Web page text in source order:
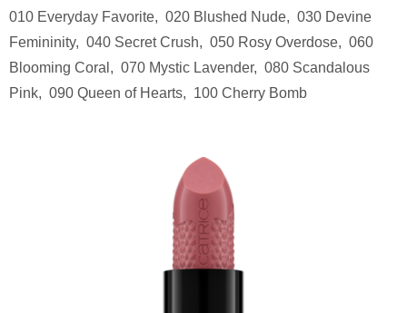
010 Everyday Favorite, 020 Blushed Nude, 030 Devine
Femininity, 040 Secret Crush, 050 Rosy Overdose, 060
Blooming Coral, 070 Mystic Lavender, 080 Scandalous
Pink, 090 Queen of Hearts, 100 Cherry Bomb